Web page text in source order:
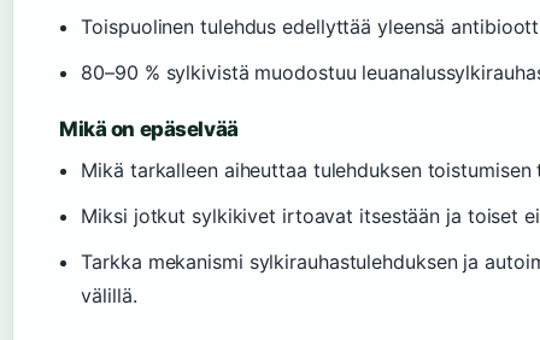
Toispuolinen tulehdus edellyttää yleensä
80–90 % sylkivistä muodostuu
Mikä on epäselvää
Mikä tarkalleen aiheuttaa tulehduksen
Miksi jotkut sylkikivet irtoavat itsestään ja toiset
Tarkka mekanismi sylkirauhastulehduksen ja
välillä.